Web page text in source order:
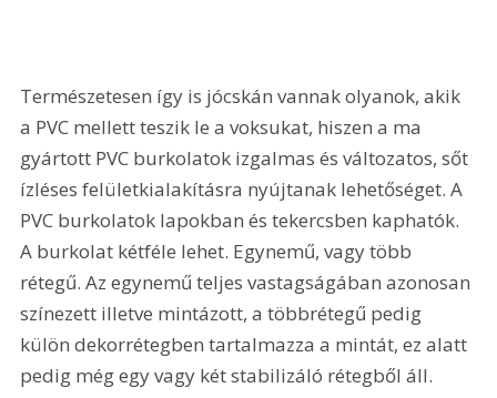
Természetesen így is jócskán vannak olyanok, akik
a PVC mellett teszik le a voksukat, hiszen a ma
gyártott PVC burkolatok izgalmas és változatos, sőt
ízléses felületkialakításra nyújtanak lehetőséget. A
PVC burkolatok lapokban és tekercsben kaphatók.
A burkolat kétféle lehet. Egynemű, vagy több
rétegű. Az egynemű teljes vastagságában azonosan
színezett illetve mintázott, a többrétegű pedig
külön dekorrétegben tartalmazza a mintát, ez alatt
pedig még egy vagy két stabilizáló rétegből áll.